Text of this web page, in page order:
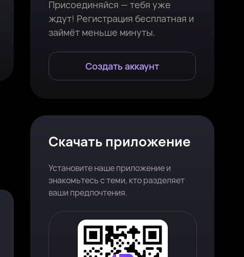
Присоединяйся — тебя уже
ждут! Регистрация бесплатная и
займёт меньше минуты.
Создать аккаунт
Скачать приложение
Установите наше приложение и
знакомьтесь с теми, кто разделяет
ваши предпочтения.